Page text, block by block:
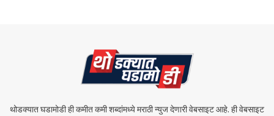
थोडक्यात घडामोडी ही कमीत कमी शब्दांमध्ये मराठी न्युज देणारी वेबसाइट आहे. ही वेबसाइट